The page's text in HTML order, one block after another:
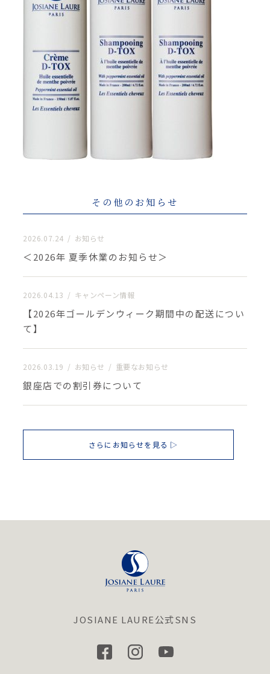
その他のお知らせ
2026.07.24 お知らせ
＜2026年 夏季休業のお知らせ＞
2026.04.13 キャンペーン情報
【2026年ゴールデンウィーク期間中の配送につい
て】
2026.03.19 お知らせ 重要なお知らせ
銀座店での割引券について
さらにお知らせを見る
JOSIANE LAURE公式SNS